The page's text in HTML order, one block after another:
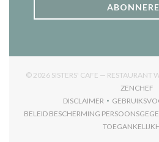
© 2026 SISTERS' CAFE — RESTAURANT
ZENCHEF
DISCLAIMER
((OPENT IN EEN
BELEID BESCHERMING
((OPENT IN